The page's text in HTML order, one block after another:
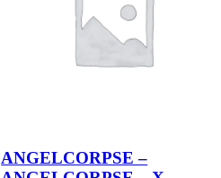
ANGELCORPSE –